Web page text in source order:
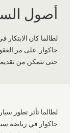
أصول
لطالما كان
جاكوار. على مر
حتى نتمكن من
لطالما تأثر تطور
جاكوار في رياضة